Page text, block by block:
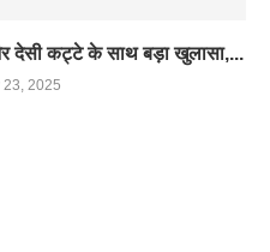
देसी कट्टे के साथ बड़ा खुलासा,...
23, 2025